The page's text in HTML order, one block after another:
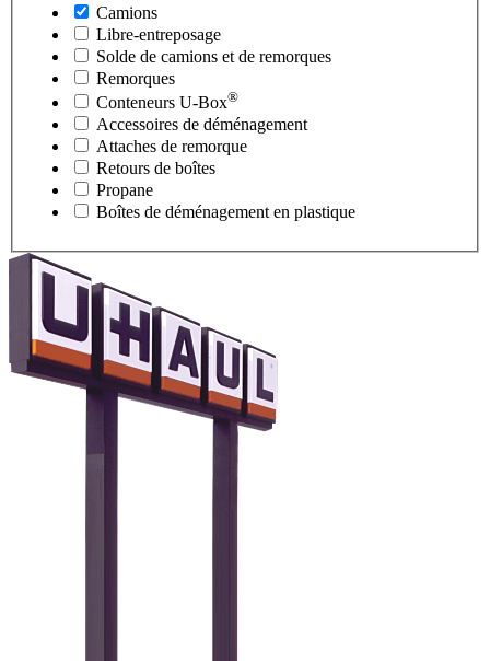
Camions
Libre-entreposage
Solde de camions et de remorques
Remorques
Conteneurs U-Box®
Accessoires de déménagement
Attaches de remorque
Retours de boîtes
Propane
Boîtes de déménagement en plastique